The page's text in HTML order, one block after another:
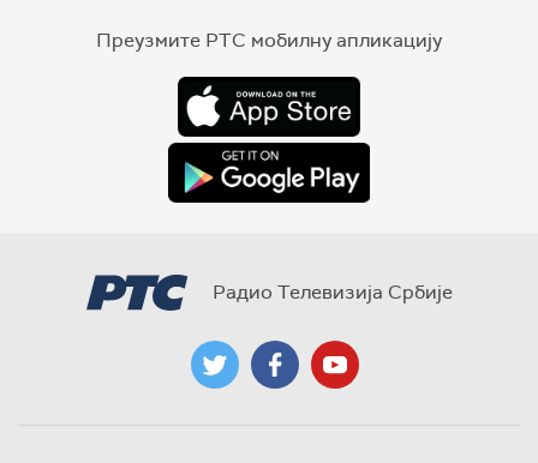
Преузмите РТС мобилну апликацију
Радио Телевизија Србије